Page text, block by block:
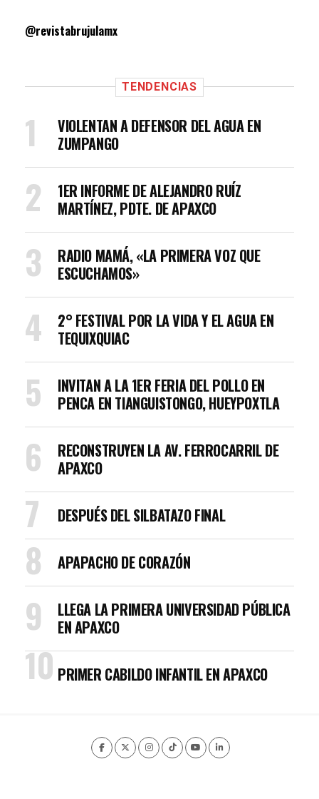
@revistabrujulamx
TENDENCIAS
VIOLENTAN A DEFENSOR DEL AGUA EN
ZUMPANGO
1ER INFORME DE ALEJANDRO RUÍZ
MARTÍNEZ, PDTE. DE APAXCO
RADIO MAMÁ, «LA PRIMERA VOZ QUE
ESCUCHAMOS»
2° FESTIVAL POR LA VIDA Y EL AGUA EN
TEQUIXQUIAC
INVITAN A LA 1ER FERIA DEL POLLO EN
PENCA EN TIANGUISTONGO, HUEYPOXTLA
RECONSTRUYEN LA AV. FERROCARRIL DE
APAXCO
DESPUÉS DEL SILBATAZO FINAL
APAPACHO DE CORAZÓN
LLEGA LA PRIMERA UNIVERSIDAD PÚBLICA
EN APAXCO
PRIMER CABILDO INFANTIL EN APAXCO